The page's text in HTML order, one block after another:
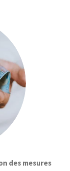
des mesures